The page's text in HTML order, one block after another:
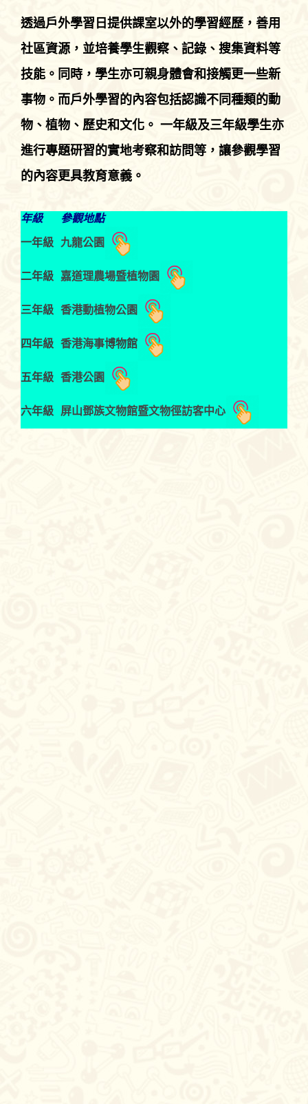
透過戶外學習日提供課室以外的學習經歷，善用
社區資源，並培養學生觀察、記錄、搜集資料等
技能。同時，學生亦可親身體會和接觸更一些新
事物。而戶外學習的內容包括認識不同種類的動
物、植物、歷史和文化。 一年級及三年級學生亦
進行專題研習的實地考察和訪問等，讓參觀學習
的內容更具教育意義。
年級 參觀地點
一年級 九龍公園
二年級 嘉道理農場暨植物園
三年級 香港動植物公園
四年級 香港海事博物館
五年級 香港公園
六年級 屏山鄧族文物館暨文物徑訪客中心